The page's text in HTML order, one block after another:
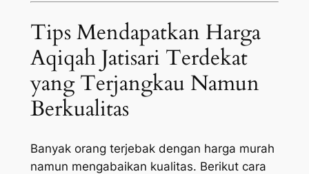
Tips Mendapatkan Harga
Aqiqah Jatisari Terdekat
yang Terjangkau Namun
Berkualitas
Banyak orang terjebak dengan harga murah
namun mengabaikan kualitas. Berikut cara